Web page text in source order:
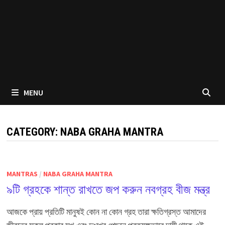
MENU
CATEGORY: NABA GRAHA MANTRA
MANTRAS / NABA GRAHA MANTRA
৯টি গ্রহকে শান্ত রাখতে জপ করুন নবগ্রহ বীজ মন্ত্র
আজকে প্রায় প্রতিটি মানুষই কোন না কোন গ্রহ তারা ক্ষতিগ্রস্ত আমাদের